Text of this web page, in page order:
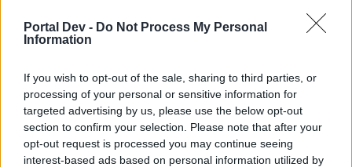
Portal Dev - Do Not Process My Personal
Information
If you wish to opt-out of the sale, sharing to third parties, or
processing of your personal or sensitive information for
targeted advertising by us, please use the below opt-out
section to confirm your selection. Please note that after your
opt-out request is processed you may continue seeing
interest-based ads based on personal information utilized by
Wo finde ich die Wolkenlinie.Die Items habe ich alle und
auch die ganzen Gewinne
Alira1982
Lebende Forenlegende